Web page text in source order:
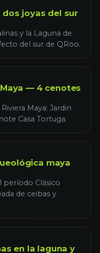
joyas del sur
y la Laguna de
del sur de QRoo.
— 4 cenotes
Maya: Jardin
Casa Tortuga.
maya
período Clásico
de ceibas y
en la laguna y